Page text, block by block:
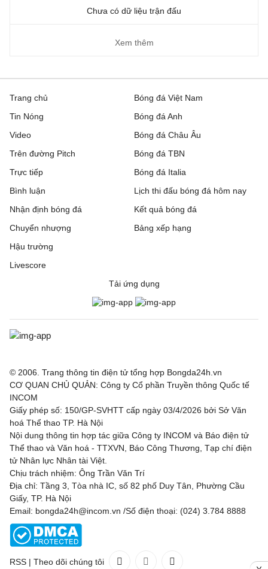
Chưa có dữ liệu trận đấu
Xem thêm
Trang chủ
Tin Nóng
Video
Trên đường Pitch
Trực tiếp
Bóng đá Việt Nam
Bóng đá Anh
Bóng đá Châu Âu
Bóng đá TBN
Bóng đá Italia
Bình luận
Nhận định bóng đá
Chuyển nhượng
Hậu trường
Livescore
Lịch thi đấu bóng đá hôm nay
Kết quả bóng đá
Bảng xếp hạng
Tải ứng dụng
© 2006. Trang thông tin điện tử tổng hợp Bongda24h.vn
CƠ QUAN CHỦ QUẢN: Công ty Cổ phần Truyền thông Quốc tế
INCOM
Giấy phép số: 150/GP-SVHTT cấp ngày 03/4/2026 bởi Sở Văn
hoá Thể thao TP. Hà Nội
Nội dung thông tin hợp tác giữa Công ty INCOM và Báo điện tử
Thể thao và Văn hoá - TTXVN, Báo Công Thương, Tạp chí điện
tử Nhân lực Nhân tài Việt.
Chịu trách nhiệm: Ông Trần Văn Trí
Địa chỉ: Tầng 3, Tòa nhà IC, số 82 phố Duy Tân, Phường Cầu
Giấy, TP. Hà Nội
Email: bongda24h@incom.vn /Số điện thoại: (024) 3.784 8888
RSS | Theo dõi chúng tôi